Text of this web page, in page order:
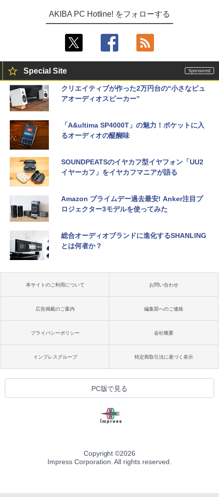
AKIBA PC Hotline! をフォローする
Special Site
クリエイティブが作った2万円台の“小さなピュ
アオーディオスピーカー”
「A&ultima SP4000T」の魅力！ポケットに入
るオーディオの醍醐味
SOUNDPEATSのイヤカフ型イヤフォン「UU2
イヤーカフ」をイヤカフマニアが語る
Amazon プライムデー過去最安! Anker注目プ
ロジェクター3モデルを使ってみた
総合オーディオブランドに進化するSHANLING
とは何者か？
本サイトのご利用について お問い合わせ
広告掲載のご案内 編集部へのご連絡
プライバシーポリシー 会社概要
インプレスグループ 特定商取引法に基づく表示
PC版で見る
Copyright ©2026
Impress Corporation. All rights reserved.